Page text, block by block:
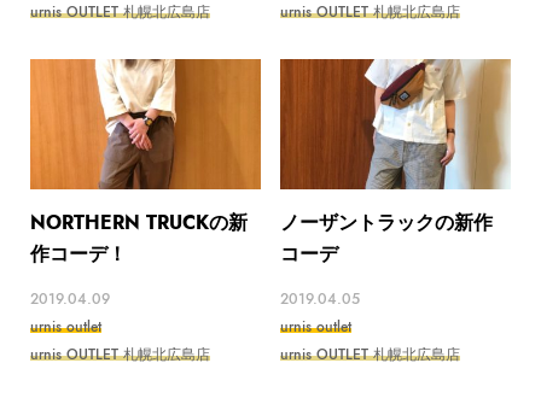
urnis OUTLET 札幌北広島店
urnis OUTLET 札幌北広島店
NORTHERN TRUCKの新
作コーデ！
2019.04.09
urnis outlet
urnis OUTLET 札幌北広島店
ノーザントラックの新作
コーデ
2019.04.05
urnis outlet
urnis OUTLET 札幌北広島店